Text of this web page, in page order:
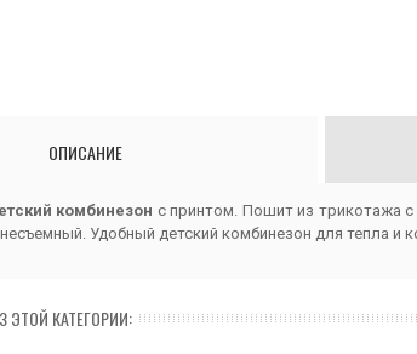
ОПИСАНИЕ
комбинезон с принтом. Пошит из трикотажа
Удобный детский комбинезон для тепла
ЭТОЙ КАТЕГОРИИ: